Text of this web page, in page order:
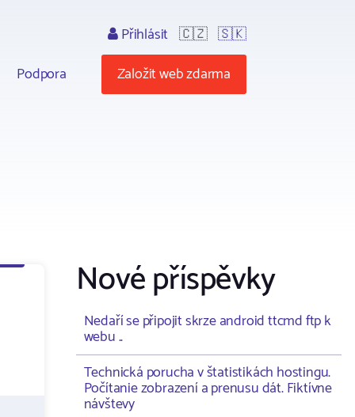
Podpora
Přihlásit 🇨🇿 🇸🇰
Založit web zdarma
Nové příspěvky
Nedaří se připojit skrze android ttcmd ftp k
webu ..
Technická porucha v štatistikách hostingu.
Počítanie zobrazení a prenusu dát. Fiktívne
návštevy